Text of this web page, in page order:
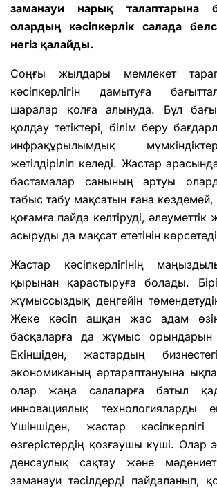
заманауи нарық талаптарына
олардың кәсіпкерлік салада
негіз қалайды.
Соңғы жылдары мемлекет
кәсіпкерлігін дамытуға
шаралар қолға алынуда. Бұл
қолдау тетіктері, білім беру
инфрақұрылымдық
жетілдіріліп келеді. Жастар
бастамалар санының артуы
табыс табу мақсатын ғана
қоғамға пайда келтіруді,
асыруды да мақсат ететінін
Жастар кәсіпкерлігінің
қырынан қарастыруға болады.
жұмыссыздық деңгейін
Жеке кәсіп ашқан жас адам
басқаларға да жұмыс
Екіншіден, жастардың
экономиканың әртараптануына
олар жаңа салаларға батыл
инновациялық технологияларды
Үшіншіден, жастар
өзгерістердің қозғаушы күші. Олар
денсаулық сақтау және
заманауи тәсілдерді пайдаланып,